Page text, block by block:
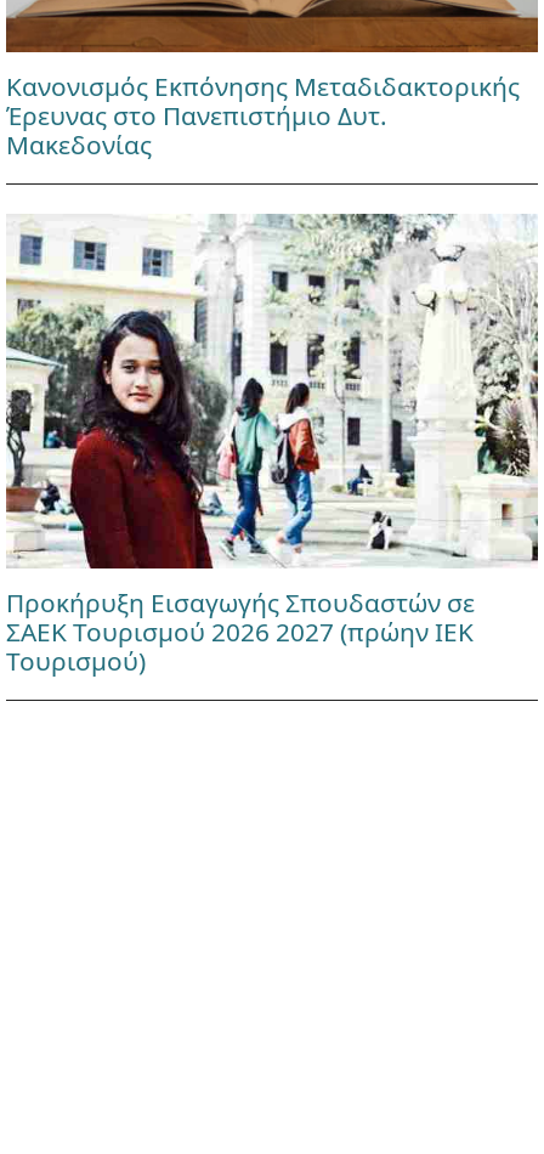
Κανονισμός Εκπόνησης Μεταδιδακτορικής
Έρευνας στο Πανεπιστήμιο Δυτ.
Μακεδονίας
Προκήρυξη Εισαγωγής Σπουδαστών σε
ΣΑΕΚ Τουρισμού 2026 2027 (πρώην ΙΕΚ
Τουρισμού)